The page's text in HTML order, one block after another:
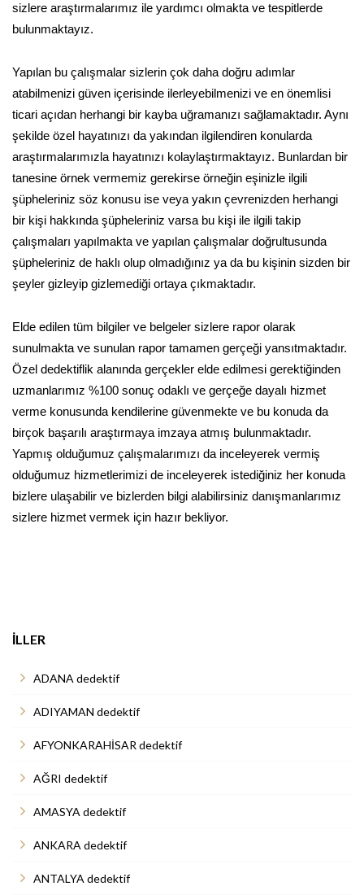
sizlere araştırmalarımız ile yardımcı olmakta ve tespitlerde
bulunmaktayız.
Yapılan bu çalışmalar sizlerin çok daha doğru adımlar
atabilmenizi güven içerisinde ilerleyebilmenizi ve en önemlisi
ticari açıdan herhangi bir kayba uğramanızı sağlamaktadır. Aynı
şekilde özel hayatınızı da yakından ilgilendiren konularda
araştırmalarımızla hayatınızı kolaylaştırmaktayız. Bunlardan bir
tanesine örnek vermemiz gerekirse örneğin eşinizle ilgili
şüpheleriniz söz konusu ise veya yakın çevrenizden herhangi
bir kişi hakkında şüpheleriniz varsa bu kişi ile ilgili takip
çalışmaları yapılmakta ve yapılan çalışmalar doğrultusunda
şüpheleriniz de haklı olup olmadığınız ya da bu kişinin sizden bir
şeyler gizleyip gizlemediği ortaya çıkmaktadır.
Elde edilen tüm bilgiler ve belgeler sizlere rapor olarak
sunulmakta ve sunulan rapor tamamen gerçeği yansıtmaktadır.
Özel dedektiflik alanında gerçekler elde edilmesi gerektiğinden
uzmanlarımız %100 sonuç odaklı ve gerçeğe dayalı hizmet
verme konusunda kendilerine güvenmekte ve bu konuda da
birçok başarılı araştırmaya imzaya atmış bulunmaktadır.
Yapmış olduğumuz çalışmalarımızı da inceleyerek vermiş
olduğumuz hizmetlerimizi de inceleyerek istediğiniz her konuda
bizlere ulaşabilir ve bizlerden bilgi alabilirsiniz danışmanlarımız
sizlere hizmet vermek için hazır bekliyor.
İLLER
ADANA dedektif
ADIYAMAN dedektif
AFYONKARAHİSAR dedektif
AĞRI dedektif
AMASYA dedektif
ANKARA dedektif
ANTALYA dedektif